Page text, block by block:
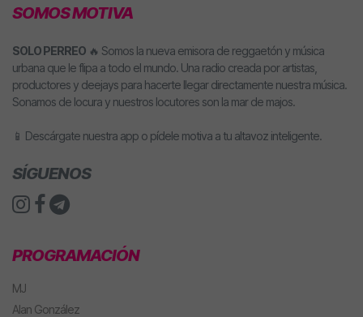
SOMOS MOTIVA
SOLO PERREO 🔥 Somos la nueva emisora de reggaetón y música
urbana que le flipa a todo el mundo. Una radio creada por artistas,
productores y deejays para hacerte llegar directamente nuestra música.
Sonamos de locura y nuestros locutores son la mar de majos.
📱 Descárgate nuestra app o pídele motiva a tu altavoz inteligente.
SÍGUENOS
PROGRAMACIÓN
MJ
Alan González